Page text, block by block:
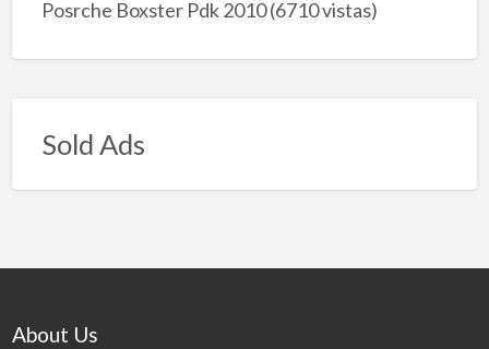
Posrche Boxster Pdk 2010(6710 vistas)
Sold Ads
About Us